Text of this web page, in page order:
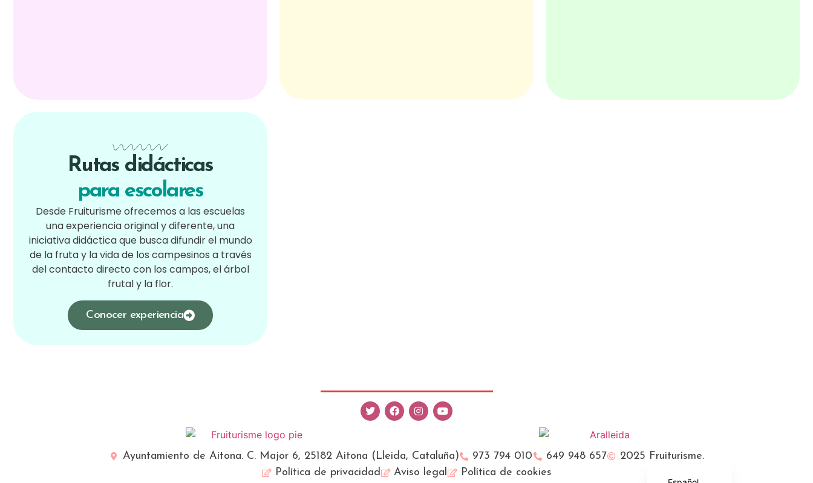
Rutas didácticas
para escolares
Desde Fruiturisme ofrecemos a las escuelas
una experiencia original y diferente, una
iniciativa didáctica que busca difundir el mundo
de la fruta y la vida de los campesinos a través
del contacto directo con los campos, el árbol
frutal y la flor.
Conocer experiencia
Ayuntamiento de Aitona. C. Major 6, 25182 Aitona (Lleida, Cataluña) 973 794 010 649 948 657
2025 Fruiturisme.
Política de privacidad
Aviso legal Política de cookies
Català